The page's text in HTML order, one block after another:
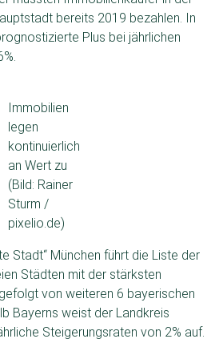
bereits 2019 bezahlen. In
Plus bei jährlichen
Immobilien
legen
kontinuierlich
an Wert zu
(Bild: Rainer
Sturm /
pixelio.de)
Stadt“ München führt die Liste der
Städten mit der stärksten
von weiteren 6 bayerischen
Bayerns weist der Landkreis
Steigerungsraten von 2% auf.